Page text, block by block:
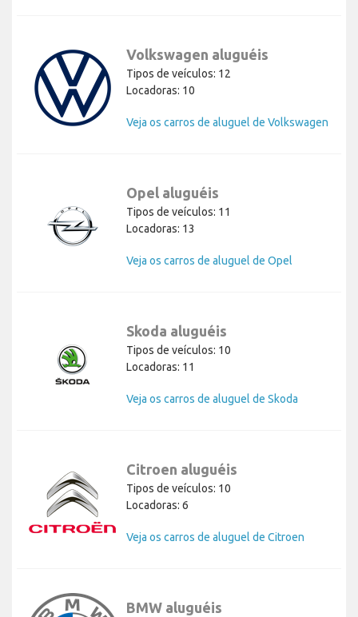
Volkswagen aluguéis
Tipos de veículos: 12
Locadoras: 10
Veja os carros de aluguel de Volkswagen
Opel aluguéis
Tipos de veículos: 11
Locadoras: 13
Veja os carros de aluguel de Opel
Skoda aluguéis
Tipos de veículos: 10
Locadoras: 11
Veja os carros de aluguel de Skoda
Citroen aluguéis
Tipos de veículos: 10
Locadoras: 6
Veja os carros de aluguel de Citroen
BMW aluguéis